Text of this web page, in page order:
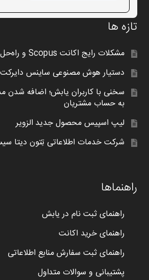
تازه ها
مشکلات رایج اکانت Scopus و راه‌حل آن‌ها
دستیار هوش مصنوعی ساینس
سخنی با کاربران یابش؛ اضافه
به حساب مشتریان
لیپ اسپیس محصول جدید الزویر
شرکت خدمات اطلاعاتی تِتون دیتا
راهنماها
راهنمای ثبت نام در یابش
راهنمای خرید اکانت
راهنمای ثبت سفارش منابع اطلاعاتی
پشتیبانی و سوالات متداول